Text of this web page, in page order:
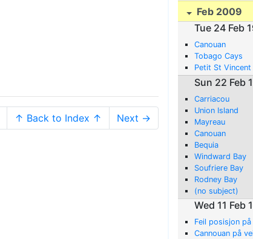
↑ Back to Index ↑ Next →
Feb 2009
Tue 24 Feb
Canouan
Tobago Cays
Petit St Vincent
Sun 22 Feb
Carriacou
Union Island
Mayreau
Canouan
Bequia
Windward Bay
Soufriere Bay
Rodney Bay
(no subject)
Wed 11 Feb
Feil posisjon på
Cannouan på